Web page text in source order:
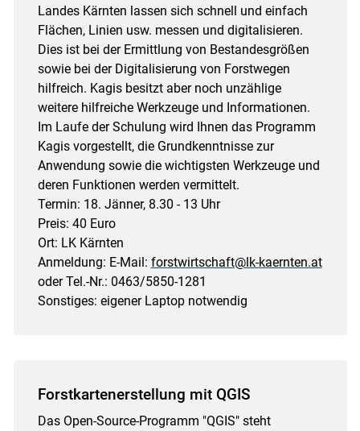
Landes Kärnten lassen sich schnell und einfach
Flächen, Linien usw. messen und digitalisieren.
Dies ist bei der Ermittlung von Bestandesgrößen
sowie bei der Digitalisierung von Forstwegen
hilfreich. Kagis besitzt aber noch unzählige
weitere hilfreiche Werkzeuge und Informationen.
Im Laufe der Schulung wird Ihnen das Programm
Kagis vorgestellt, die Grundkenntnisse zur
Anwendung sowie die wichtigsten Werkzeuge und
deren Funktionen werden vermittelt.
Termin: 18. Jänner, 8.30 - 13 Uhr
Preis: 40 Euro
Ort: LK Kärnten
Anmeldung: E-Mail: forstwirtschaft@lk-kaernten.at
oder Tel.-Nr.: 0463/​5850-1281
Sonstiges: eigener Laptop notwendig
Forstkartenerstellung mit QGIS
Das Open-Source-Programm "QGIS" steht